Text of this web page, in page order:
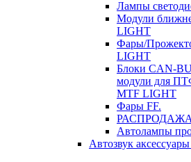
Лампы
Модули
LIGHT
Фары/
LIGHT
Блоки CAN-
модули для
MTF LIGHT
Фары FF.
РАСПРОДАЖА
Автолампы
Автозвук